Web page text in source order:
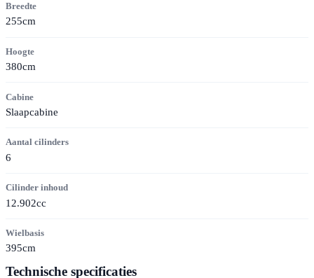
Breedte
255cm
Hoogte
380cm
Cabine
Slaapcabine
Aantal cilinders
6
Cilinder inhoud
12.902cc
Wielbasis
395cm
Technische specificaties